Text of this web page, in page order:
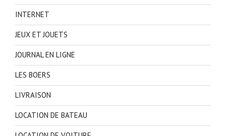
INTERNET
JEUX ET JOUETS
JOURNAL EN LIGNE
LES BOERS
LIVRAISON
LOCATION DE BATEAU